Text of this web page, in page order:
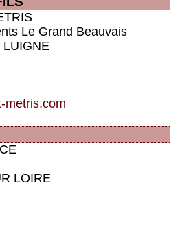
Le Grand Beauvais
LUIGNE
metris.com
LOIRE